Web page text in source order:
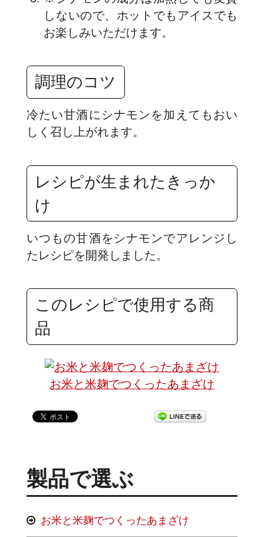
しないので、ホットでもアイスでも
お楽しみいただけます。
調理のコツ
冷たい甘酒にシナモンを加えてもおい
しく召し上がれます。
レシピが生まれたきっか
け
いつもの甘酒をシナモンでアレンジし
たレシピを開発しました。
このレシピで使用する商
品
お米と米麹でつくったあまざけ
製品で選ぶ
お米と米麹でつくったあまざけ